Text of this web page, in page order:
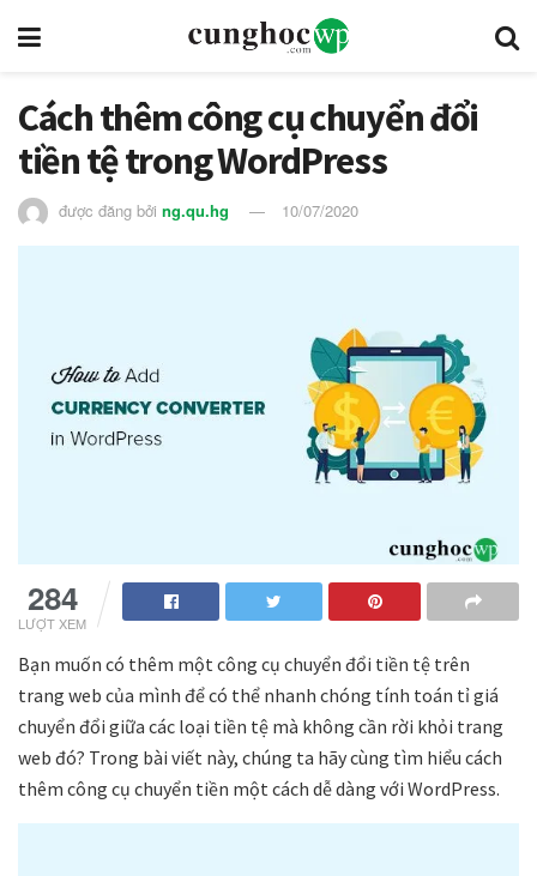
Cách thêm công cụ chuyển đổi
tiền tệ trong WordPress
được đăng bởi ng.qu.hg 10/07/2020
284
LƯỢT XEM
Bạn muốn có thêm một công cụ chuyển đổi tiền tệ trên
trang web của mình để có thể nhanh chóng tính toán tỉ giá
chuyển đổi giữa các loại tiền tệ mà không cần rời khỏi trang
web đó? Trong bài viết này, chúng ta hãy cùng tìm hiểu cách
thêm công cụ chuyển tiền một cách dễ dàng với WordPress.